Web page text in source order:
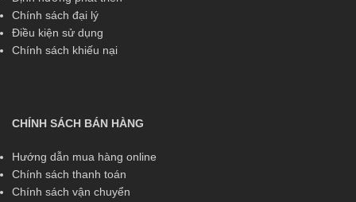
Chính sách đại lý
Điều kiện sử dụng
Chính sách khiếu nại
CHÍNH SÁCH BÁN HÀNG
Hướng dẫn mua hàng online
Chính sách thanh toán
Chính sách vận chuyển